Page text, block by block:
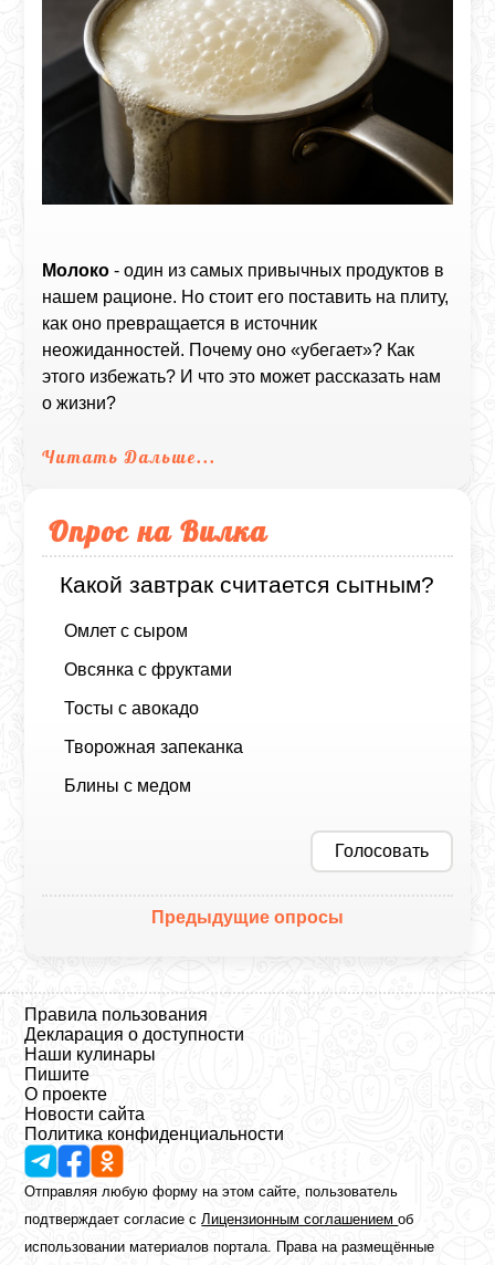
Молоко - один из самых привычных продуктов в
нашем рационе. Но стоит его поставить на плиту,
как оно превращается в источник
неожиданностей. Почему оно «убегает»? Как
этого избежать? И что это может рассказать нам
о жизни?
Читать Дальше...
Опрос на Вилка
Какой завтрак считается сытным?
Омлет с сыром
Овсянка с фруктами
Тосты с авокадо
Творожная запеканка
Блины с медом
Голосовать
Предыдущие опросы
Правила пользования
Декларация о доступности
Наши кулинары
Пишите
О проекте
Новости сайта
Политика конфиденциальности
Отправляя любую форму на этом сайте, пользователь
подтверждает согласие сЛицензионным соглашениемоб
использовании материалов портала. Права на размещённые